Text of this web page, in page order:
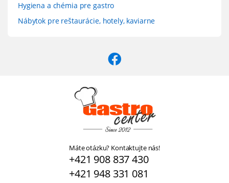
Hygiena a chémia pre gastro
Nábytok pre reštaurácie, hotely, kaviarne
Máte otázku? Kontaktujte nás!
+421 908 837 430
+421 948 331 081